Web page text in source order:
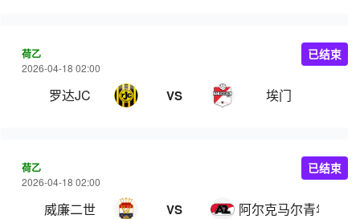
荷乙
2026-04-18 02:00
罗达JC VS 埃门
已结束
荷乙
2026-04-18 02:00
威廉二世 VS 阿尔克马尔青年队
已结束